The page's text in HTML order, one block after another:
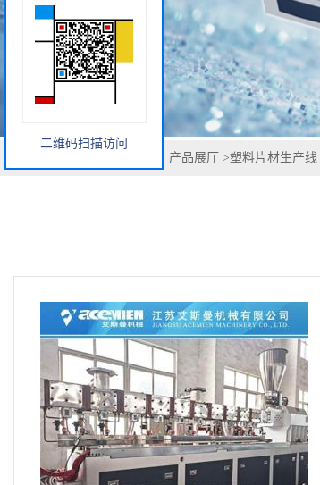
> 产品展厅 >塑料片材生产线
二维码扫描访问